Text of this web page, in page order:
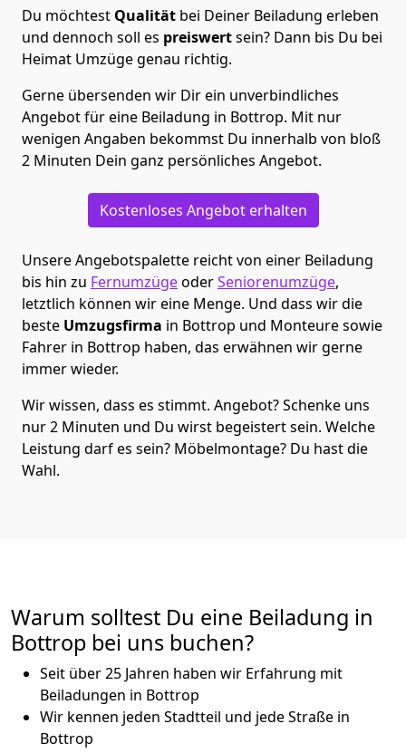
Du möchtest Qualität bei Deiner Beiladung erleben
und dennoch soll es preiswertsein? Dann bis Du bei
Heimat Umzüge genau richtig.
Gerne übersenden wir Dir ein unverbindliches
Angebot für eine Beiladung in Bottrop. Mit nur
wenigen Angaben bekommst Du innerhalb von bloß
2 Minuten Dein ganz persönliches Angebot.
Kostenloses Angebot erhalten
Unsere Angebotspalette reicht von einer Beiladung
bis hin zu FernumzügeoderSeniorenumzüge,
letztlich können wir eine Menge. Und dass wir die
beste Umzugsfirma in Bottrop und Monteure sowie
Fahrer in Bottrop haben, das erwähnen wir gerne
immer wieder.
Wir wissen, dass es stimmt. Angebot? Schenke uns
nur 2 Minuten und Du wirst begeistert sein. Welche
Leistung darf es sein? Möbelmontage? Du hast die
Wahl.
Warum solltest Du eine Beiladung in
Bottrop bei uns buchen?
Seit über 25 Jahren haben wir Erfahrung mit
Beiladungen in Bottrop
Wir kennen jeden Stadtteil und jede Straße in
Bottrop